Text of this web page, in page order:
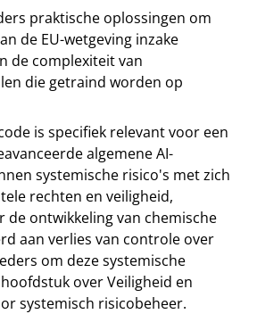
praktische oplossingen om
de EU-wetgeving inzake
de complexiteit van
die getraind worden op
is specifiek relevant voor een
algemene AI-
systemische risico's met zich
rechten en veiligheid,
ontwikkeling van chemische
aan verlies van controle over
om deze systemische
over Veiligheid en
systemisch risicobeheer.